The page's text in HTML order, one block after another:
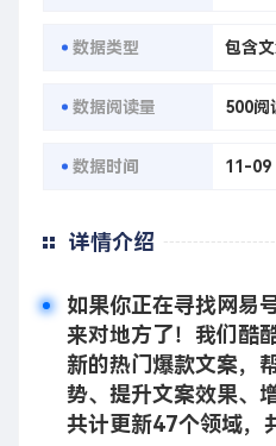
数据类型 包含
数据阅读量 500阅
数据时间 11-09
详情介绍
如果你正在寻找网易
来对地方了！我们酷
新的热门爆款文案，
势、提升文案效果、
共计更新47个领域，